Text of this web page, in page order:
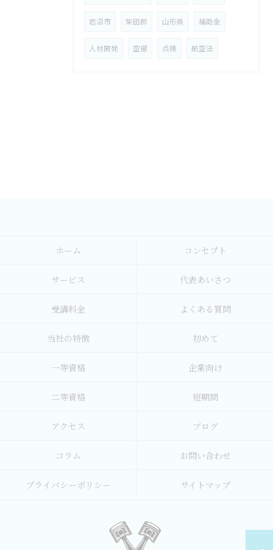
岩沼市 柴田郡 山形県 補助金
人材開発 空撮 点検 航空法
ホーム コンセプト
サービス 代表あいさつ
受講料金 よくある質問
当社の特徴 初めて
一等資格 企業向け
二等資格 短期間
アクセス ブログ
コラム お問い合わせ
プライバシーポリシー サイトマップ